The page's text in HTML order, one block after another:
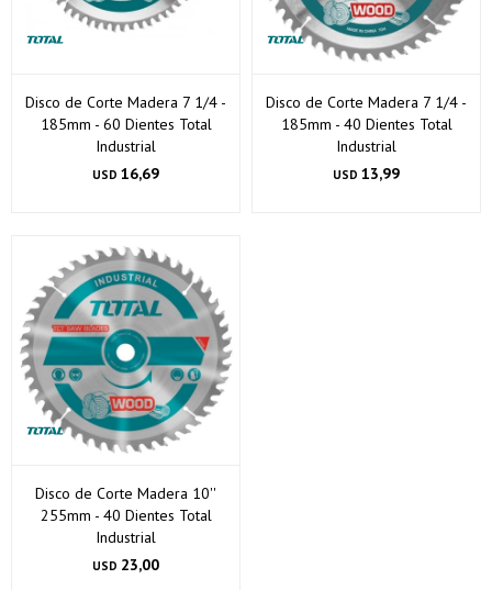
Disco de Corte Madera 7 1/4 -
185mm - 60 Dientes Total
Industrial
USD 16,69
Disco de Corte Madera 7 1/4 -
185mm - 40 Dientes Total
Industrial
USD 13,99
Disco de Corte Madera 10''
255mm - 40 Dientes Total
Industrial
USD 23,00